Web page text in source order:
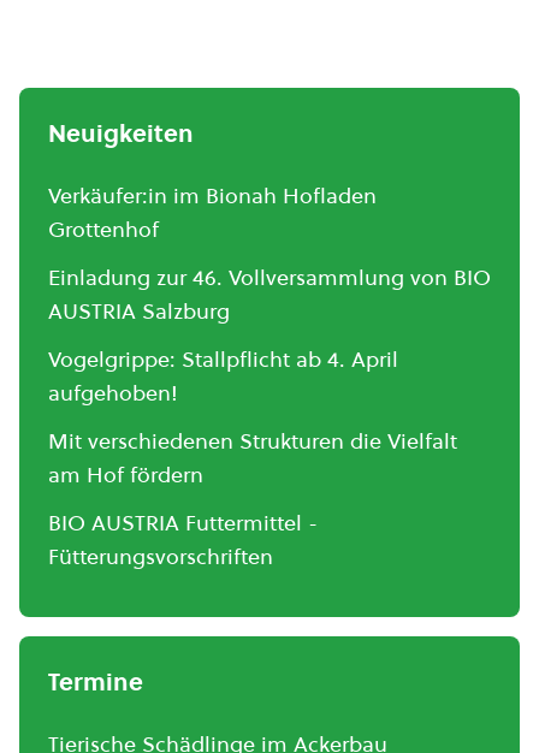
Neuigkeiten
Verkäufer:in im Bionah Hofladen
Grottenhof
Einladung zur 46. Vollversammlung von BIO
AUSTRIA Salzburg
Vogelgrippe: Stallpflicht ab 4. April
aufgehoben!
Mit verschiedenen Strukturen die Vielfalt
am Hof fördern
BIO AUSTRIA Futtermittel -
Fütterungsvorschriften
Termine
Tierische Schädlinge im Ackerbau